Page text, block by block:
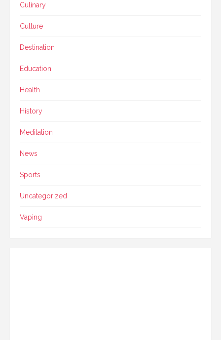
Culinary
Culture
Destination
Education
Health
History
Meditation
News
Sports
Uncategorized
Vaping